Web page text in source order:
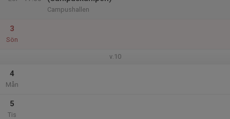
Campushallen
3
Sön
v.10
4
Mån
5
Tis